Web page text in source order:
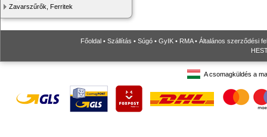
Zavarszűrők, Ferritek
Főoldal • Szállítás • Súgó • GyIK • RMA• Általános szerződési
A csomagküldés a